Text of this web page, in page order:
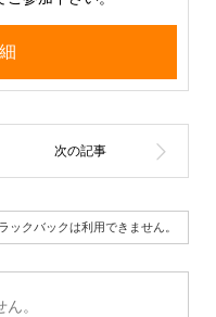
ックバックは利用できません。
。